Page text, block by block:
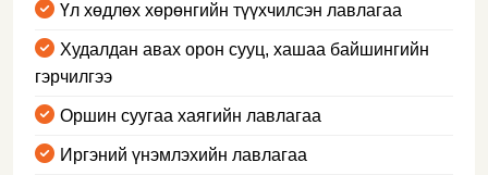
Үл хөдлөх хөрөнгийн түүхчилсэн лавлагаа
Худалдан авах орон сууц, хашаа байшингийн
гэрчилгээ
Оршин суугаа хаягийн лавлагаа
Иргэний үнэмлэхийн лавлагаа